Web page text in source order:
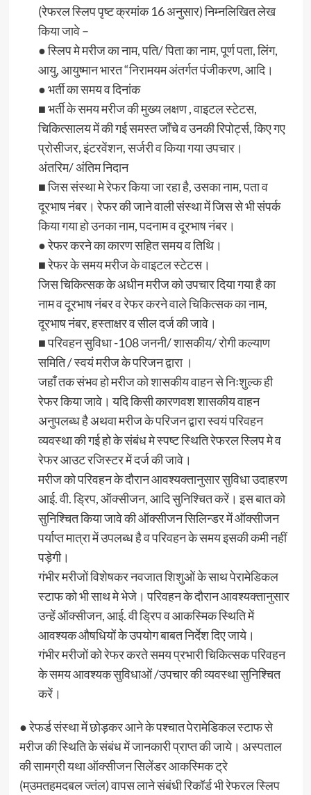
(रेफरल स्लिप पृष्ट क्रमांक 16 अनुसार) निम्नलिखित लेख
किया जावे –
● स्लिप मे मरीज का नाम, पति/ पिता का नाम, पूर्ण पता, लिंग,
आयु, आयुष्मान भारत “निरामयम अंतर्गत पंजीकरण, आदि।
● भर्ती का समय व दिनांक
■ भर्ती के समय मरीज की मुख्य लक्षण , वाइटल स्टेटस,
चिकित्सालय में की गई समस्त जाँचे व उनकी रिपोर्ट्स, किए गए
प्रोसीजर, इंटरवेंशन, सर्जरी व किया गया उपचार।
अंतरिम/ अंतिम निदान
■ जिस संस्था मे रेफर किया जा रहा है, उसका नाम, पता व
दूरभाष नंबर। रेफर की जाने वाली संस्था में जिस से भी संपर्क
किया गया हो उनका नाम, पदनाम व दूरभाष नंबर।
● रेफर करने का कारण सहित समय व तिथि।
■ रेफर के समय मरीज के वाइटल स्टेटस।
जिस चिकित्सक के अधीन मरीज को उपचार दिया गया है का
नाम व दूरभाष नंबर व रेफर करने वाले चिकित्सक का नाम,
दूरभाष नंबर, हस्ताक्षर व सील दर्ज की जावे।
■ परिवहन सुविधा -108 जननी/ शासकीय/ रोगी कल्याण
समिति / स्वयं मरीज के परिजन द्वारा ।
जहाँ तक संभव हो मरीज को शासकीय वाहन से निःशुल्क ही
रेफर किया जावे। यदि किसी कारणवश शासकीय वाहन
अनुपलब्ध है अथवा मरीज के परिजन द्वारा स्वयं परिवहन
व्यवस्था की गई हो के संबंध मे स्पष्ट स्थिति रेफरल स्लिप मे व
रेफर आउट रजिस्टर में दर्ज की जावे।
मरीज को परिवहन के दौरान आवश्यक्तानुसार सुविधा उदाहरण
आई. वी. ड्रिप, ऑक्सीजन, आदि सुनिश्चित करें। इस बात को
सुनिश्चित किया जावे की ऑक्सीजन सिलिन्डर में ऑक्सीजन
पर्याप्त मात्रा में उपलब्ध है व परिवहन के समय इसकी कमी नहीं
पड़ेगी।
गंभीर मरीजों विशेषकर नवजात शिशुओं के साथ पेरामेडिकल
स्टाफ को भी साथ मे भेजे। परिवहन के दौरान आवश्यक्तानुसार
उन्हें ऑक्सीजन, आई. वी ड्रिप व आकस्मिक स्थिति में
आवश्यक औषधियों के उपयोग बाबत निर्देश दिए जाये।
गंभीर मरीजों को रेफर करते समय प्रभारी चिकित्सक परिवहन
के समय आवश्यक सुविधाओं /उपचार की व्यवस्था सुनिश्चित
करें।
● रेफर्ड संस्था में छोड़कर आने के पश्चात पेरामेडिकल स्टाफ से
मरीज की स्थिति के संबंध में जानकारी प्राप्त की जाये। अस्पताल
की सामग्री यथा ऑक्सीजन सिलेंडर आकस्मिक ट्रे
(म्उमतहमदबल ज्तंल) वापस लाने संबंधी रिकॉर्ड भी रेफरल स्लिप